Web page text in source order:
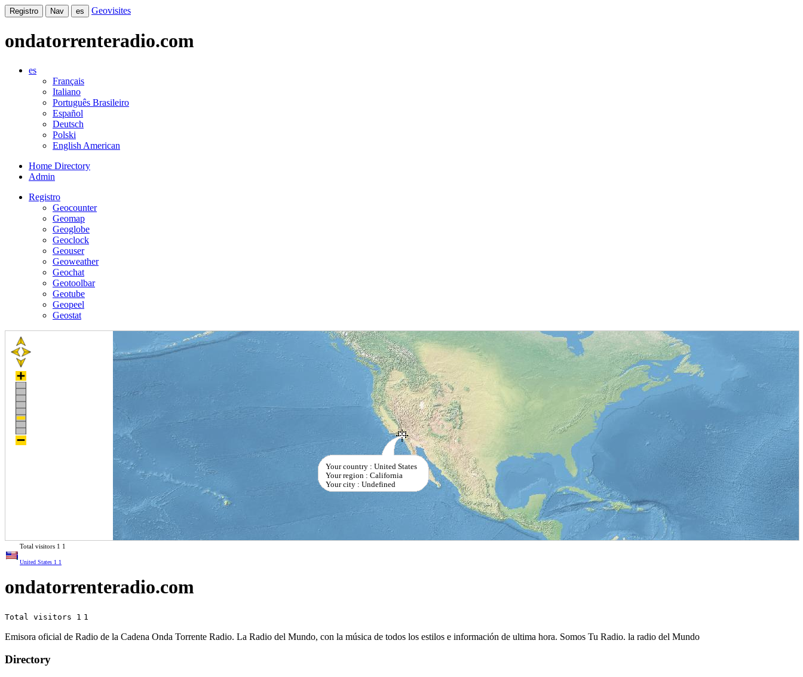
Registro Nav es Geovisites
ondatorrenteradio.com
es
Français
Italiano
Português Brasileiro
Español
Deutsch
Polski
English American
Home Directory
Admin
Registro
Geocounter
Geomap
Geoglobe
Geoclock
Geouser
Geoweather
Geochat
Geotoolbar
Geotube
Geopeel
Geostat
Your country : United States
Your region : California
Your city : Undefined
Total visitors 1 1
United States 1 1
ondatorrenteradio.com
Total visitors 1 1
Emisora oficial de Radio de la Cadena Onda Torrente Radio. La Radio del Mundo, con la música de todos los estilos e información de ultima hora. Somos Tu Radio. la radio del Mundo
Directory